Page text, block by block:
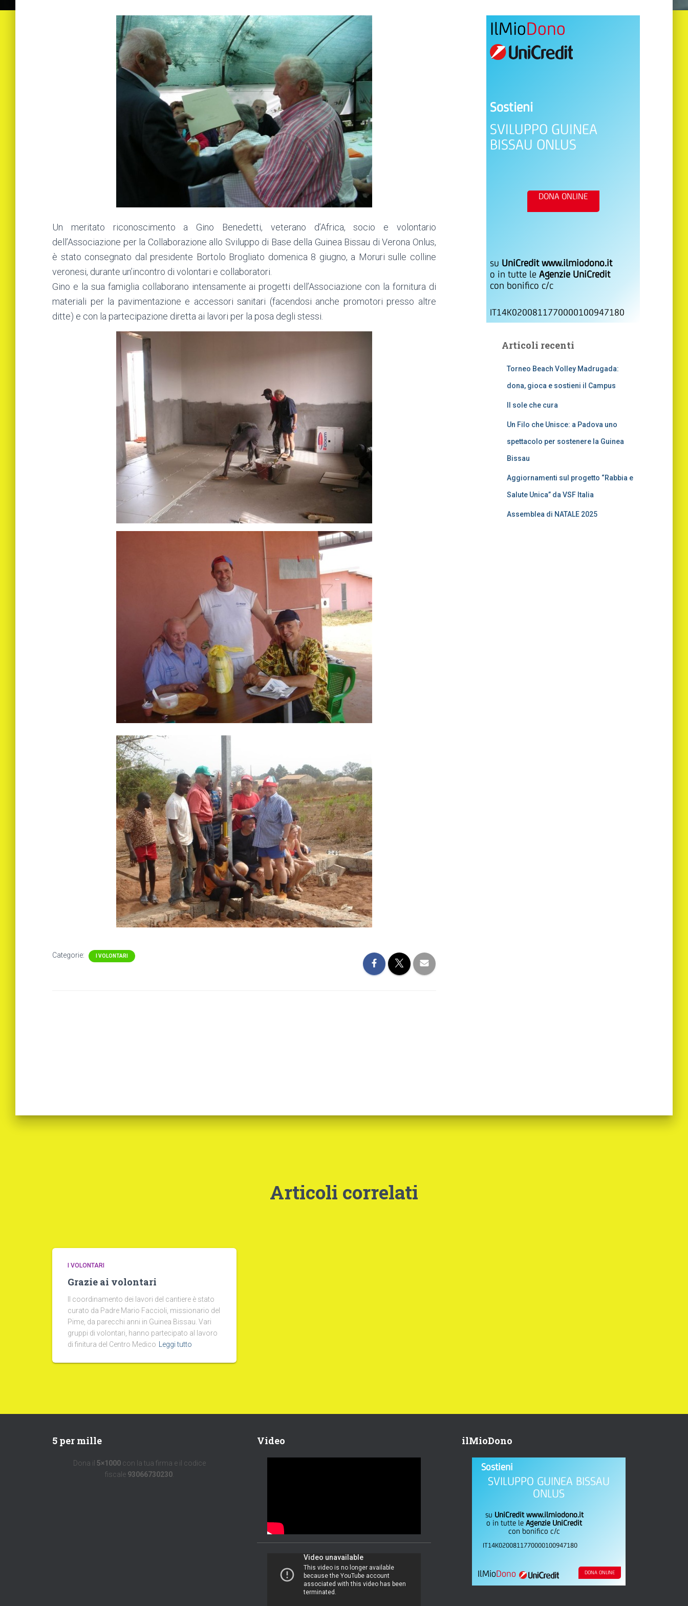
Un meritato riconoscimento a Gino Benedetti, veterano d’Africa, socio e volontario
dell’Associazione per la Collaborazione allo Sviluppo di Base della Guinea Bissau di Verona Onlus,
è stato consegnato dal presidente Bortolo Brogliato domenica 8 giugno, a Moruri sulle colline
veronesi, durante un’incontro di volontari e collaboratori.
Gino e la sua famiglia collaborano intensamente ai progetti dell’Associazione con la fornitura di
materiali per la pavimentazione e accessori sanitari (facendosi anche promotori presso altre
ditte) e con la partecipazione diretta ai lavori per la posa degli stessi.
Categorie: I VOLONTARI
Sostieni
SVILUPPO GUINEA
BISSAU ONLUS
su UniCredit www.ilmiodono.it
o in tutte le Agenzie UniCredit
con bonifico c/c
IT14K0200811770000100947180
DONA ONLINE
IlMioDono
Articoli recenti
Torneo Beach Volley Madrugada:
dona, gioca e sostieni il Campus
Il sole che cura
Un Filo che Unisce: a Padova uno
spettacolo per sostenere la Guinea
Bissau
Aggiornamenti sul progetto “Rabbia e
Salute Unica” da VSF Italia
Assemblea di NATALE 2025
Articoli correlati
I VOLONTARI
Grazie ai volontari
Il coordinamento dei lavori del cantiere è stato
curato da Padre Mario Faccioli, missionario del
Pime, da parecchi anni in Guinea Bissau. Vari
gruppi di volontari, hanno partecipato al lavoro
di finitura del Centro Medico
Leggi tutto
5 per mille
Dona il 5×1000con la tua firma e il codice
fiscale 93066730230.
Video ilMioDono
Sostieni
SVILUPPO GUINEA BISSAU
ONLUS
su UniCredit www.ilmiodono.it
o in tutte le Agenzie UniCredit
con bonifico c/c
IT14K0200811770000100947180
DONA ONLINE
IlMioDono